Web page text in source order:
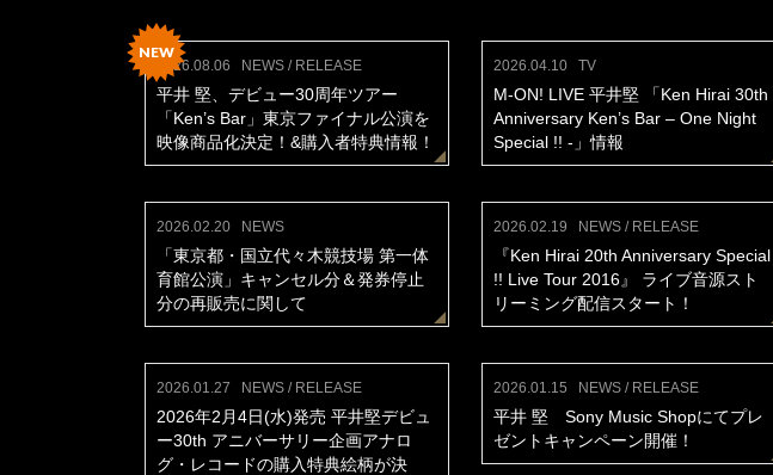
NEW
2026.08.06 NEWS / RELEASE
平井 堅、デビュー30周年ツアー
「Ken’s Bar」東京ファイナル公演を
映像商品化決定！&購入者特典情報！
2026.04.10 TV
M-ON! LIVE 平井堅 「Ken Hirai 30th
Anniversary Ken’s Bar – One Night
Special !! -」情報
2026.02.20 NEWS
「東京都・国立代々木競技場 第一体
育館公演」キャンセル分＆発券停止
分の再販売に関して
2026.02.19 NEWS / RELEASE
『Ken Hirai 20th Anniversary Special
!! Live Tour 2016』 ライブ音源スト
リーミング配信スタート！
2026.01.27 NEWS / RELEASE
2026年2月4日(水)発売 平井堅デビュ
ー30th アニバーサリー企画アナロ
グ・レコードの購入特典絵柄が決
2026.01.15 NEWS / RELEASE
平井 堅 Sony Music Shopにてプレ
ゼントキャンペーン開催！